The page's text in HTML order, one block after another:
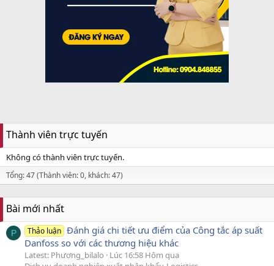
Thành viên trực tuyến
Không có thành viên trực tuyến.
Tổng: 47 (Thành viên: 0, khách: 47)
Bài mới nhất
P Thảo luận Đánh giá chi tiết ưu điểm của Công tắc áp suất
Danfoss so với các thương hiệu khác
Latest: Phương_bilalo
Lúc 16:58 Hôm qua